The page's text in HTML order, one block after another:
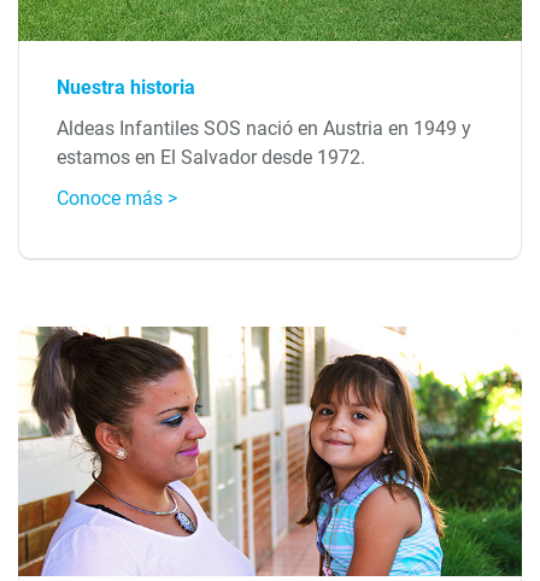
Nuestra historia
Aldeas Infantiles SOS nació en Austria en 1949 y
estamos en El Salvador desde 1972.
Conoce más >